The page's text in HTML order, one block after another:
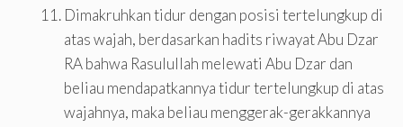
Dimakruhkan tidur dengan posisi tertelungkup di
atas wajah, berdasarkan hadits riwayat Abu Dzar
RA bahwa Rasulullah melewati Abu Dzar dan
beliau mendapatkannya tidur tertelungkup di atas
wajahnya, maka beliau menggerak-gerakkannya